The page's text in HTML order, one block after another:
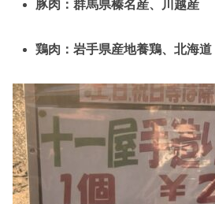
豚肉：群馬県榛名産、川越産
鶏肉：岩手県産地養鶏、北海